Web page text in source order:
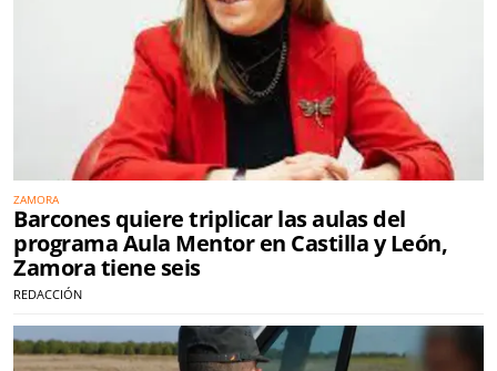
ZAMORA
Barcones quiere triplicar las aulas del
programa Aula Mentor en Castilla y León,
Zamora tiene seis
REDACCIÓN